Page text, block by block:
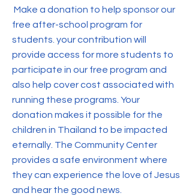
Make a donation to help sponsor our
free after-school program for
students. your contribution will
provide access for more students to
participate in our free program and
also help cover cost associated with
running these programs. Your
donation makes it possible for the
children in Thailand to be impacted
eternally. The Community Center
provides a safe environment where
they can experience the love of Jesus
and hear the good news.